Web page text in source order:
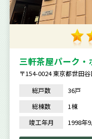
三軒茶屋パーク・
〒154-0024 東京都世田
総戸数
36戸
総棟数
1棟
竣工年月
1998年